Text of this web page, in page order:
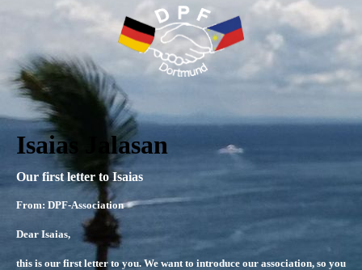
Isaias Jalasan
Our first letter to Isaias
From: DPF-Association
Dear Isaias,
this is our first letter to you. We want to introduce our association, so you